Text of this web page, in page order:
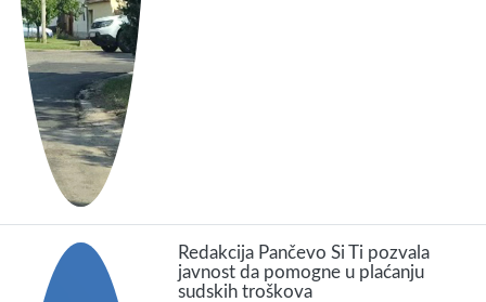
Redakcija Pančevo Si Ti pozvala
javnost da pomogne u plaćanju
sudskih troškova